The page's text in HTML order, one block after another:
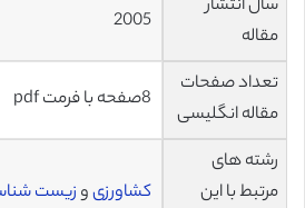
سال انتشار
مقاله
تعداد صفحات
مقاله انگلیسی
رشته های
مرتبط با این
کشاورزیوزیست